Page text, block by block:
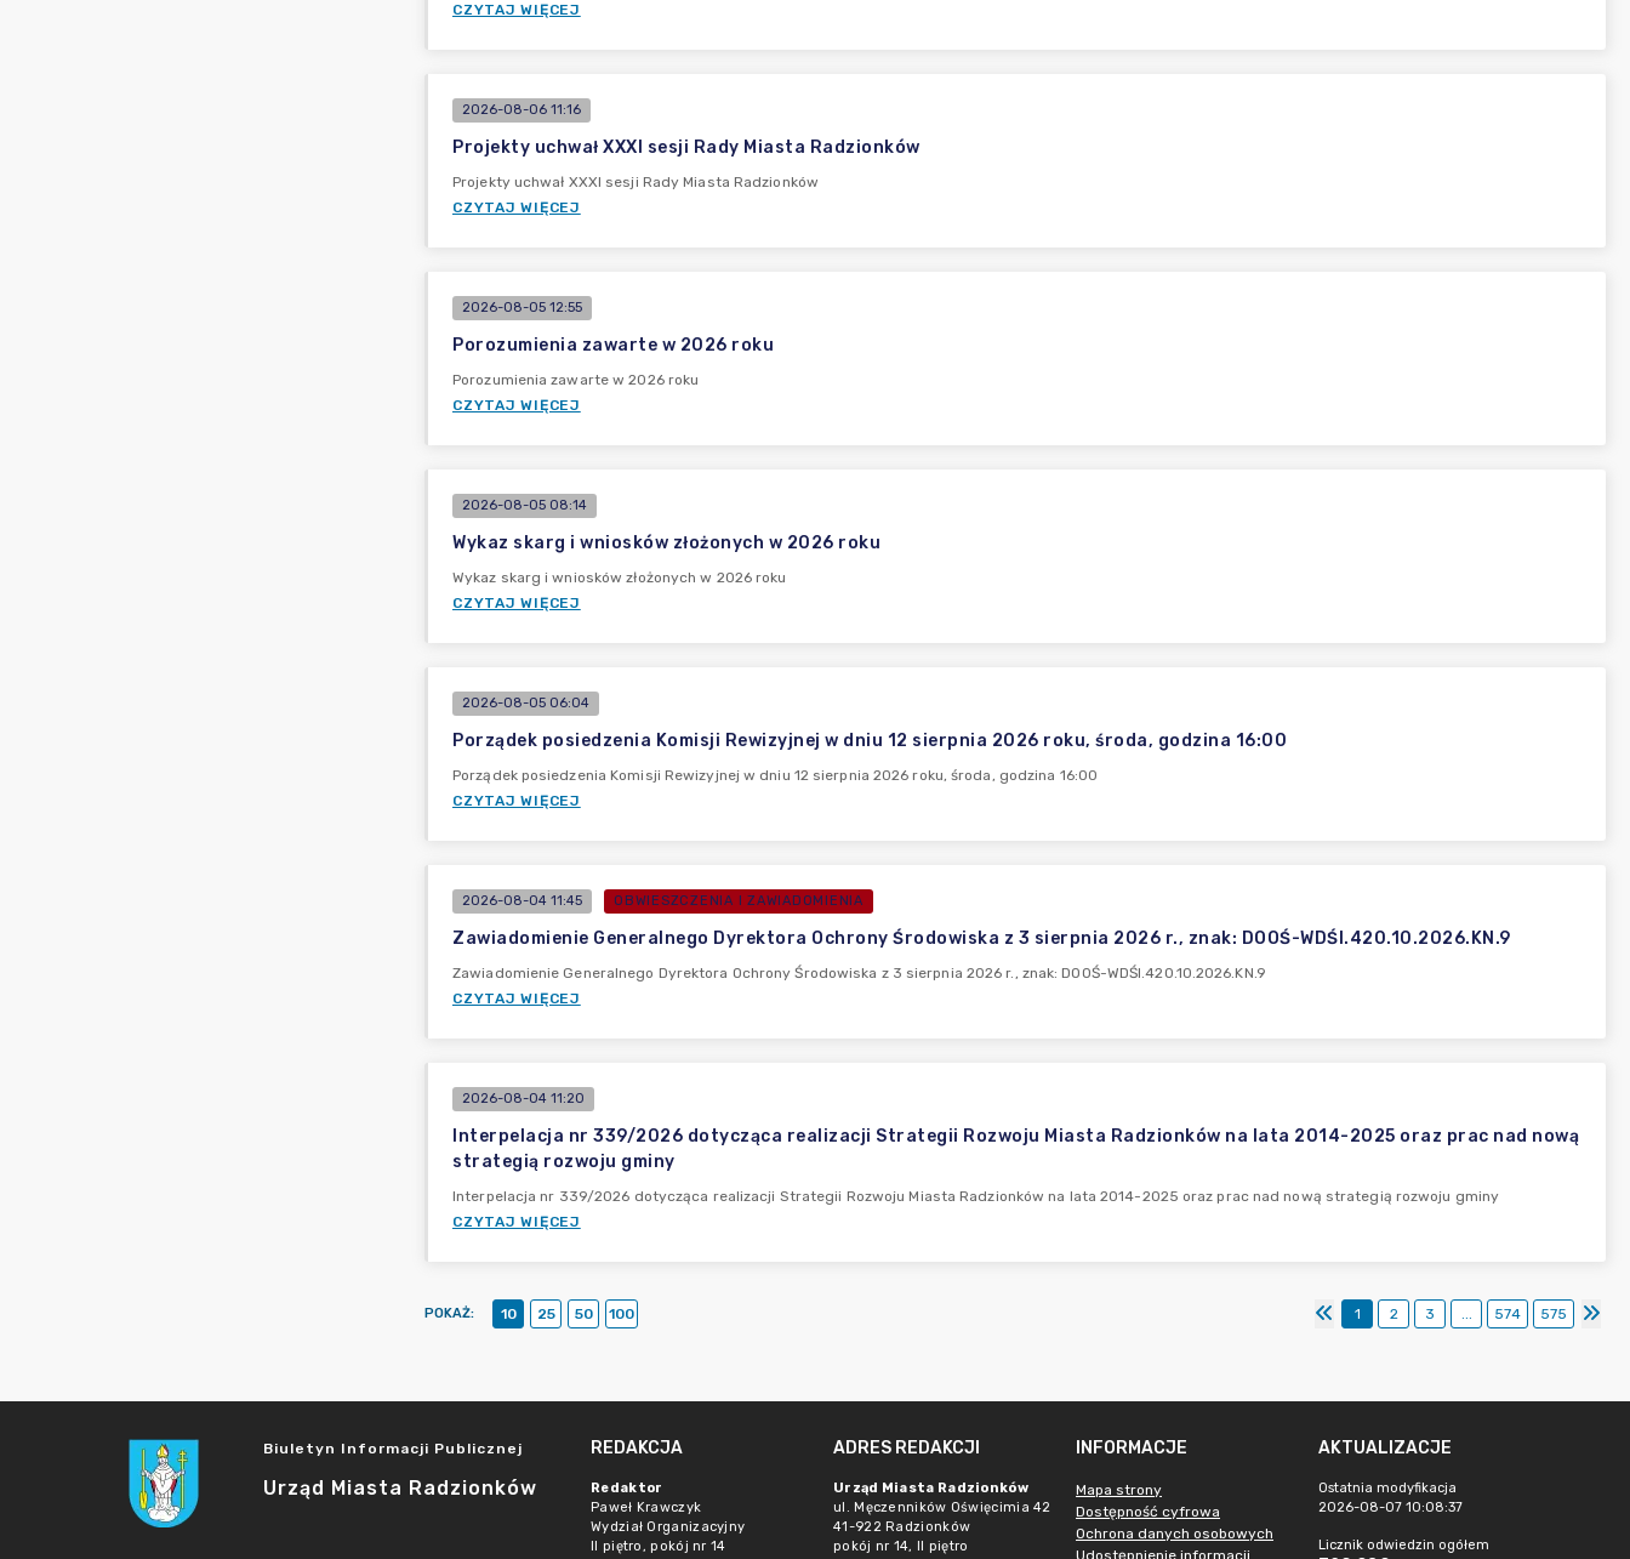
CZYTAJ WIĘCEJ
2026-08-06 11:16
Projekty uchwał XXXI sesji Rady Miasta Radzionków
Projekty uchwał XXXI sesji Rady Miasta Radzionków
CZYTAJ WIĘCEJ
2026-08-05 12:55
Porozumienia zawarte w 2026 roku
Porozumienia zawarte w 2026 roku
CZYTAJ WIĘCEJ
2026-08-05 08:14
Wykaz skarg i wniosków złożonych w 2026 roku
Wykaz skarg i wniosków złożonych w 2026 roku
CZYTAJ WIĘCEJ
2026-08-05 06:04
Porządek posiedzenia Komisji Rewizyjnej w dniu 12 sierpnia 2026 roku, środa, godzina 16:00
Porządek posiedzenia Komisji Rewizyjnej w dniu 12 sierpnia 2026 roku, środa, godzina 16:00
CZYTAJ WIĘCEJ
2026-08-04 11:45 OBWIESZCZENIA I ZAWIADOMIENIA
Zawiadomienie Generalnego Dyrektora Ochrony Środowiska z 3 sierpnia 2026 r., znak: DOOŚ-WDŚI.420.10.2026.KN.9
Zawiadomienie Generalnego Dyrektora Ochrony Środowiska z 3 sierpnia 2026 r., znak: DOOŚ-WDŚI.420.10.2026.KN.9
CZYTAJ WIĘCEJ
2026-08-04 11:20
Interpelacja nr 339/2026 dotycząca realizacji Strategii Rozwoju Miasta Radzionków na lata 2014-2025 oraz prac nad nową
strategią rozwoju gminy
Interpelacja nr 339/2026 dotycząca realizacji Strategii Rozwoju Miasta Radzionków na lata 2014-2025 oraz prac nad nową strategią rozwoju gminy
CZYTAJ WIĘCEJ
POKAŻ: 10 25 50 100 1 2 3 ... 574 575
Biuletyn Informacji Publicznej
Urząd Miasta Radzionków
REDAKCJA
Redaktor
Paweł Krawczyk
Wydział Organizacyjny
II piętro, pokój nr 14
ADRES REDAKCJI
Urząd Miasta Radzionków
ul. Męczenników Oświęcimia 42
41-922 Radzionków
pokój nr 14, II piętro
INFORMACJE
Mapa strony
Dostępność cyfrowa
Ochrona danych osobowych
Udostępnienie informacji
AKTUALIZACJE
Ostatnia modyfikacja
2026-08-07 10:08:37
Licznik odwiedzin ogółem